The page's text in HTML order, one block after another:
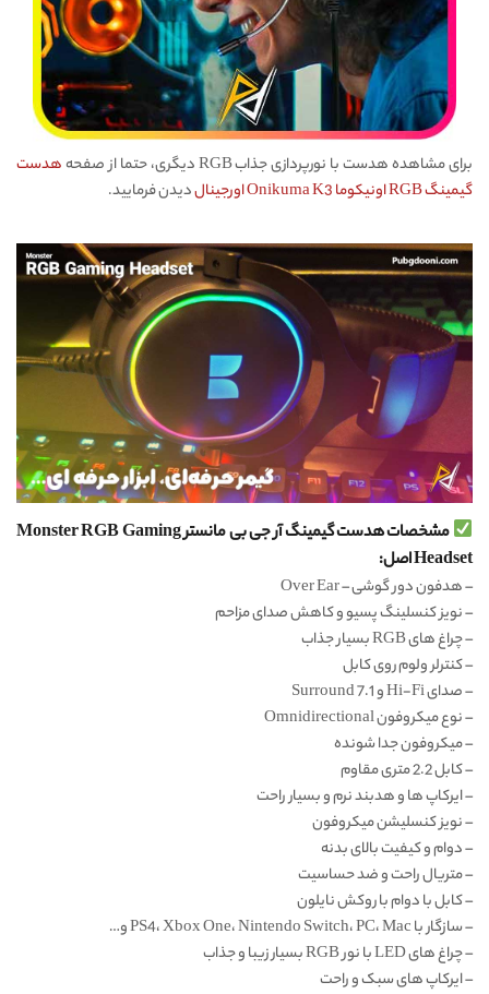
برای مشاهده هدست با نورپردازی جذاب RGB دیگری، حتما از صفحه
هدست
گیمینگ RGB اونیکوما Onikuma K3 اورجینال
دیدن فرمایید.
مشخصات هدست گیمینگ آر جی بی مانستر Monster RGB Gaming
Headset اصل:
– هدفون دور گوشی – Over Ear
– نویز کنسلینگ پسیو و کاهش صدای مزاحم
– چراغ های RGB بسیار جذاب
– کنترلر ولوم روی کابل
– صدای Hi-Fi و Surround 7.1
– نوع میکروفون Omnidirectional
– میکروفون جدا شونده
– کابل 2.2 متری مقاوم
– ایرکاپ ها و هدبند نرم و بسیار راحت
– نویز کنسلیشن میکروفون
– دوام و کیفیت بالای بدنه
– متریال راحت و ضد حساسیت
– کابل با دوام با روکش نایلون
– سازگار با PS4، Xbox One، Nintendo Switch، PC، Mac و…
– چراغ های LED با نور RGB بسیار زیبا و جذاب
– ایرکاپ های سبک و راحت